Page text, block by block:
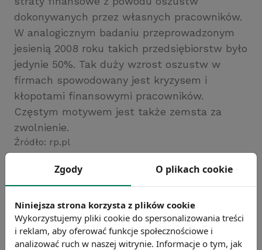
dokonywanych przez własnych pracowników.
W analogicznym badaniu przeprowadzonym
jesienią 2008 roku takich przedsiębiorstw było
jedynie 50%. Tak duży wzrost oszustw w
firmach spowodowany jest kryzysem i
kłopotami finansowymi pracowników.
Częstym motywem jest także zemsta za
zwolnienie.
Źródło: rp.pl
Chcesz wiedzieć więcej?
Zobacz więcej wiadomości
Zgody O plikach cookie
Niniejsza strona korzysta z plików cookie
Wykorzystujemy pliki cookie do spersonalizowania treści
i reklam, aby oferować funkcje społecznościowe i
analizować ruch w naszej witrynie. Informacje o tym, jak